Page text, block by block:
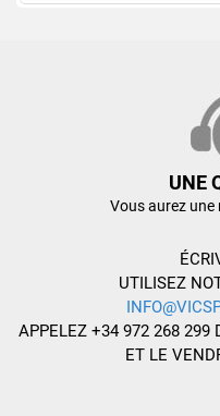
UNE
Vous aurez une
UTILISEZ
APPELEZ +34 972 268 299
ET LE